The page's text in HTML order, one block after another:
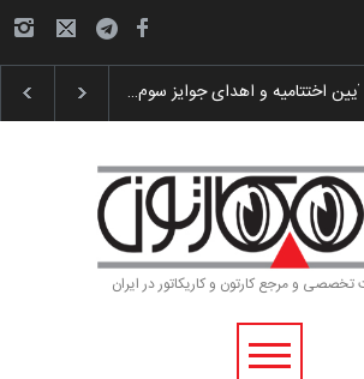
اختتامیه و اهدای جوایز سوم…
و مرجع کارتون و کاریکاتور در ایران